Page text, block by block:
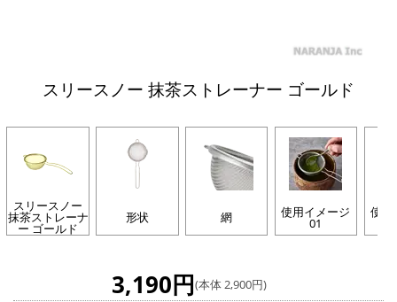
スリースノー 抹茶ストレーナー ゴールド
スリースノー
抹茶ストレーナ
ー ゴールド
形状 網 使用イメージ
01
使用
3,190円(本体 2,900円)